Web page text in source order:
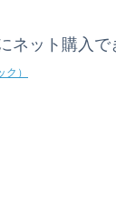
ネット購入で
）